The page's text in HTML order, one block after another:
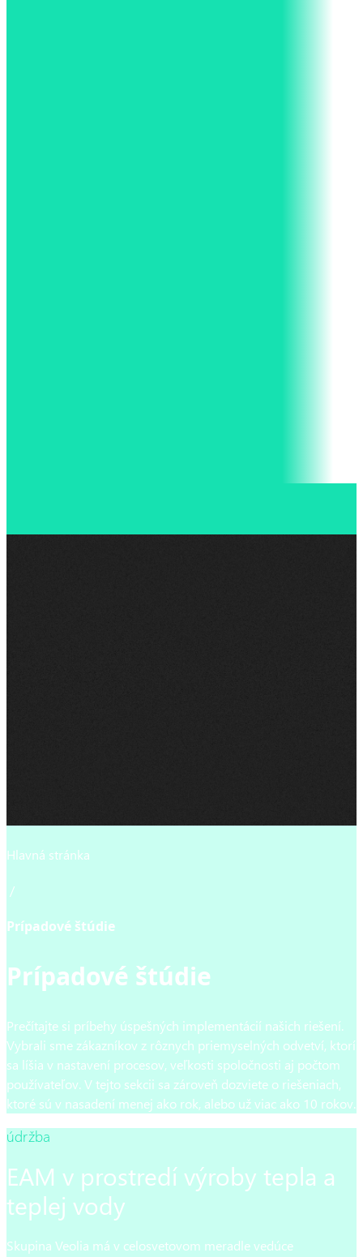
Hlavná stránka
/
Prípadové štúdie
Prípadové štúdie
Prečítajte si príbehy úspešných implementácií našich riešení.
Vybrali sme zákazníkov z rôznych priemyselných odvetví, ktorí
sa líšia v nastavení procesov, veľkosti spoločnosti aj počtom
používateľov. V tejto sekcii sa zároveň dozviete o riešeniach,
ktoré sú v nasadení menej ako rok, alebo už viac ako 10 rokov.
údržba
EAM v prostredí výroby tepla a
teplej vody
Skupina Veolia má v celosvetovom meradle vedúce